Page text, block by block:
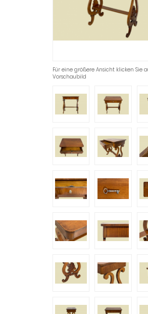
Für eine größere Ansicht klicken Sie
Vorschaubild